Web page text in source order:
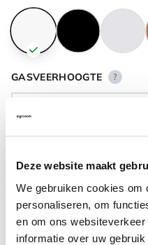
Deze website maakt
We gebruiken cookies om
personaliseren, om
en om ons
informatie over uw
GASVEERHOOGTE ?
VOETENRING ?